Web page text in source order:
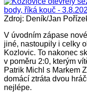
Zdroj: Deník/Jan
V úvodním zápase
jiné, nastoupily i celky
Kozlovic. To nakonec
v poměru 2:0, kterým
Patrik Michl s Markem
domácí ztráta dvou
nejlépe.